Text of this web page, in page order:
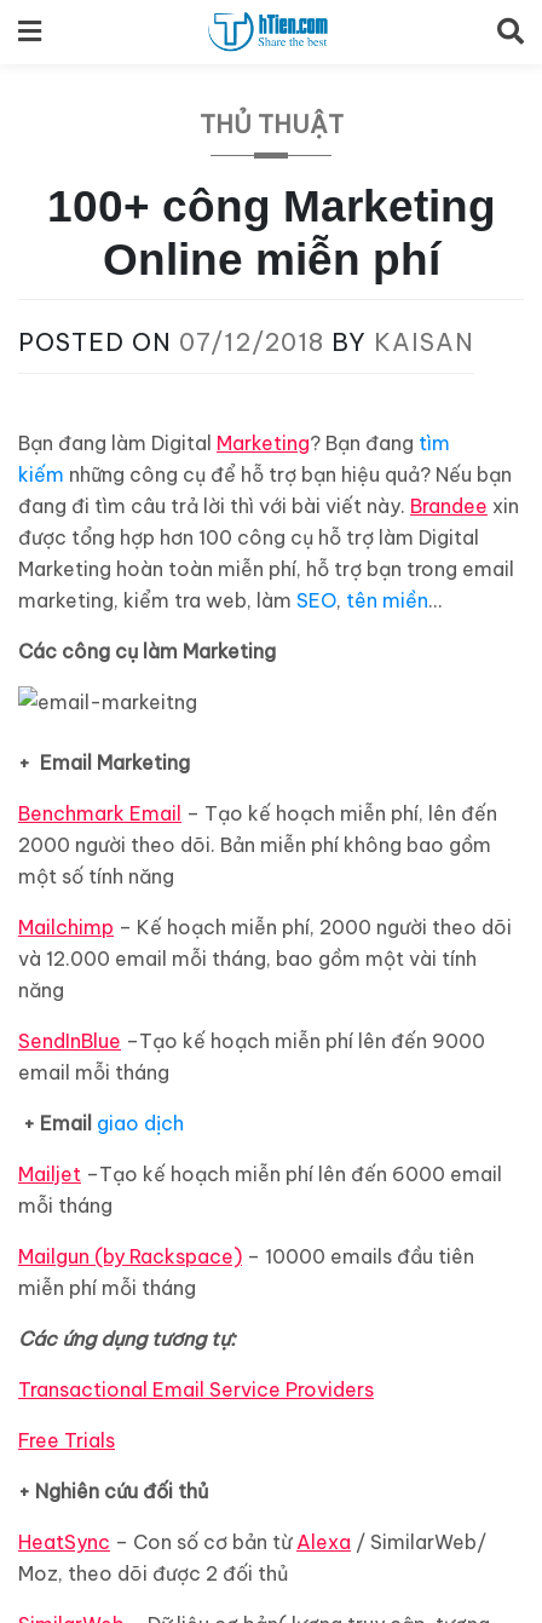
to
THỦ THUẬT
100+ công Marketing
Online miễn phí
POSTED ON 07/12/2018 BY KAISAN
Bạn đang làm Digital Marketing? Bạn đang tìm
kiếm những công cụ để hỗ trợ bạn hiệu quả? Nếu bạn
đang đi tìm câu trả lời thì với bài viết này. Brandee xin
được tổng hợp hơn 100 công cụ hỗ trợ làm Digital
Marketing hoàn toàn miễn phí, hỗ trợ bạn trong email
marketing, kiểm tra web, làm SEO, tên miền…
Các công cụ làm Marketing
+ Email Marketing
Benchmark Email – Tạo kế hoạch miễn phí, lên đến
2000 người theo dõi. Bản miễn phí không bao gồm
một số tính năng
Mailchimp – Kế hoạch miễn phí, 2000 người theo dõi
và 12.000 email mỗi tháng, bao gồm một vài tính
năng
SendInBlue –Tạo kế hoạch miễn phí lên đến 9000
email mỗi tháng
+ Email giao dịch
Mailjet –Tạo kế hoạch miễn phí lên đến 6000 email
mỗi tháng
Mailgun (by Rackspace) – 10000 emails đầu tiên
miễn phí mỗi tháng
Các ứng dụng tương tự:
Transactional Email Service Providers
Free Trials
+ Nghiên cứu đối thủ
HeatSync – Con số cơ bản từAlexa / SimilarWeb/
Moz, theo dõi được 2 đối thủ